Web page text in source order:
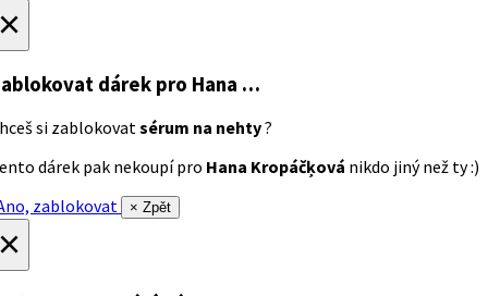
dárek pro Hana …
si zablokovatsérum na nehty?
dárek pak nekoupí pro Hana Kropáčķová nikdo jiný než ty :)
zablokovat
× Zpět